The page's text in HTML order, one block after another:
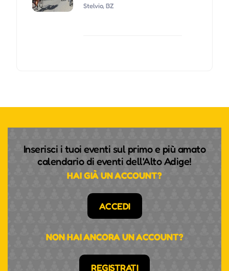
Stelvio, BZ
Inserisci i tuoi eventi sul primo e più amato
calendario di eventi dell'Alto Adige!
HAI GIÀ UN ACCOUNT?
ACCEDI
NON HAI ANCORA UN ACCOUNT?
REGISTRATI